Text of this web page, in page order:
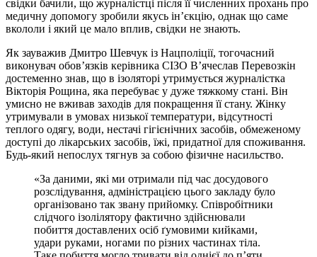
свідки бачили, що журналістці після її численних прохань про
медичну допомогу зробили якусь ін’єкцію, однак що саме
вкололи і який це мало вплив, свідки не знають.
Як зауважив Дмитро Шевчук із Нацполіції, тогочасний
виконувач обов’язків керівника СІЗО В’ячеслав Перевозкін
достеменно знав, що в ізоляторі утримується журналістка
Вікторія Рощина, яка перебуває у дуже тяжкому стані. Він
умисно не вживав заходів для покращення її стану. Жінку
утримували в умовах низької температури, відсутності
теплого одягу, води, нестачі гігієнічних засобів, обмеженому
доступі до лікарських засобів, їжі, придатної для споживання.
Будь-який непослух тягнув за собою фізичне насильство.
«За даними, які ми отримали під час досудового
розслідування, адміністрацією цього закладу було
організовано так звану прийомку. Співробітники
слідчого ізолілятору фактично здійснювали
побиття доставлених осіб ґумовими кийками,
удари руками, ногами по різних частинах тіла.